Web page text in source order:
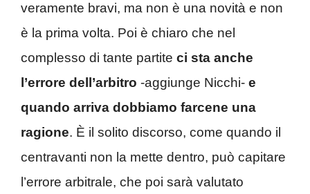
veramente bravi, ma non è una novità e non
è la prima volta. Poi è chiaro che nel
complesso di tante partite ci sta anche
l’errore dell’arbitro -aggiunge Nicchi- e
quando arriva dobbiamo farcene una
ragione. È il solito discorso, come quando il
centravanti non la mette dentro, può capitare
l’errore arbitrale, che poi sarà valutato